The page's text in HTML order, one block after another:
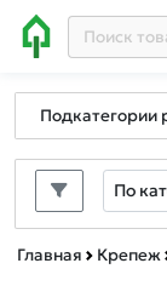
Подкатегории
По
Главная Крепеж